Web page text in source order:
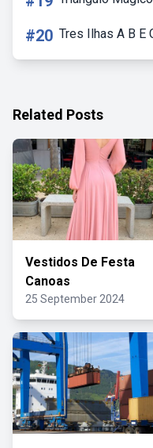
#20 Tres Ilhas A B E
Related Posts
Vestidos De Festa
Canoas
25 September 2024